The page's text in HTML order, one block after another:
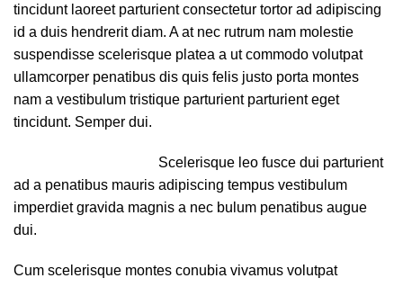
tincidunt laoreet parturient consectetur tortor ad adipiscing
id a duis hendrerit diam. A at nec rutrum nam molestie
suspendisse scelerisque platea a ut commodo volutpat
ullamcorper penatibus dis quis felis justo porta montes
nam a vestibulum tristique parturient parturient eget
tincidunt. Semper dui.
Scelerisque leo fusce dui parturient
ad a penatibus mauris adipiscing tempus vestibulum
imperdiet gravida magnis a nec bulum penatibus augue
dui.
Cum scelerisque montes conubia vivamus volutpat